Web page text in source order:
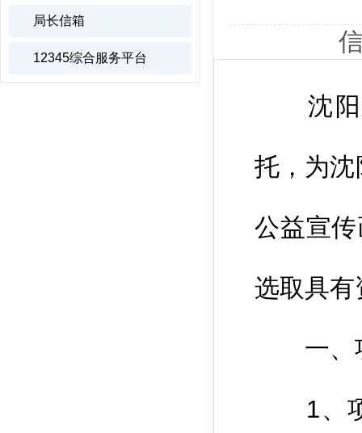
局长信箱
12345综合服务平台
沈阳建
托，为
公益宣
选取具
一、
1、项